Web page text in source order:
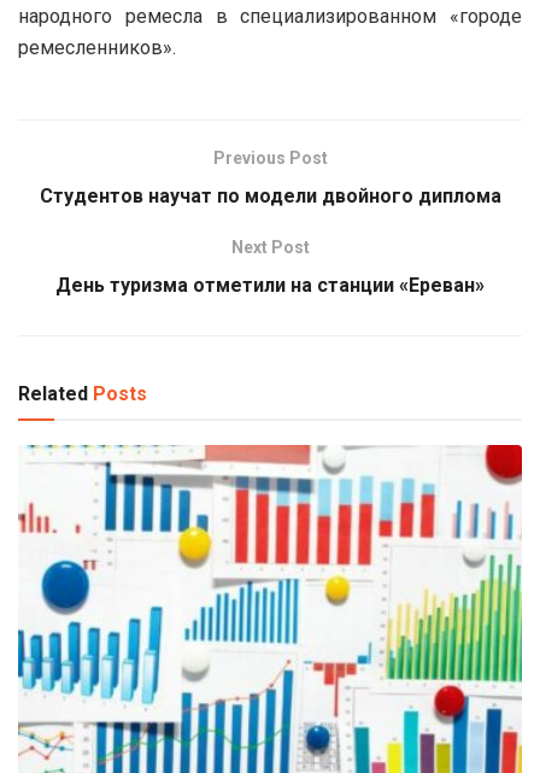
народного ремесла в специализированном «городе
ремесленников».
Previous Post
Студентов научат по модели двойного диплома
Next Post
День туризма отметили на станции «Ереван»
Related Posts